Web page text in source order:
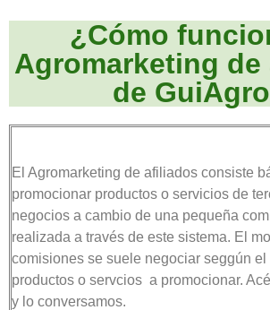
¿Cómo
Agromarketing
de
El Agromarketing de afiliados consiste
promocionar productos o servicios de
negocios a cambio de una pequeña
realizada a través de este sistema. El
comisiones se suele negociar seggún el
productos o servcios a promocionar.
y lo conversamos.